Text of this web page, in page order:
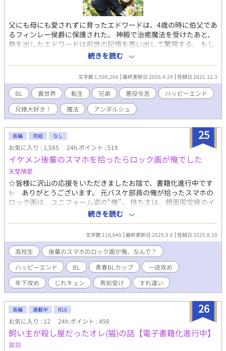
父にも母にも愛されずに育ったエドワードは、4歳の時に伯父であ
るフィンレー侯爵に保護された。 神殿で治癒魔法を受けたあと、
熱を出したエドワードは前世の記憶を思い出して驚愕する。 もし
かしてここは21歳まで生きていた自分が読んでいた小説の世界で
はないかと。 しかも「転生物のお約束」と言わんばかりに、自分
は悪役令息になっていて、このままでいけば義兄を殺して、自分
も死んでしまう未来が待っている。 だがしかし！せっかく記憶が
あるんだから、そんな事は絶対にしない！ だって僕は小説でも漫
画でも、兄様が大好きだったんだから！ あれ、でも待って、え？
ちょっと？？？ 義兄大好き弟と義弟大好き兄が、運命に立ち向か
う。 R指定要素は後半です。＊つけるようにします。 2023.1 書
籍化♪ 2025.8に５巻が発売。 2023.3に本編は完結しましたが、
番外編を続けていく予定です💕 続編『悪役令息にならなかったの
で、僕は兄様と幸せになりました！』も本編は完結しましたが、
色々なカップリングの話を書いています。
続きを読む
文字数 1,598,268 最終更新日 2026.4.29 登録日 2021.12.3
BL 異世界 転生 兄弟 悪役令息
ハッピーエンド
兄様大好き！
魔法 アンダルシュ
25
長編 完結 なし
お気に入り : 1,585 24h.ポイント : 518
イケメン後輩のスマホを拾ったらロック画が俺でした
天埜鳩愛
☆皆様に沢山の応援をいただきましたお陰で、書籍化進行中です
✨ ありがとうございます。 元バスケ部員の俺が拾ったスマホの
ロック画は、ユニフォーム姿の“俺”。 持ち主は、顔面国宝級のイ
ケメン一年生。 なんで俺の写真？ なんでロック画？ 問い詰める
間もなく「この人が最優先なんで」って宣言されて、女子の悲鳴
の中、肩を掴まれて連行された。……俺、ただスマホ届けに来た
だけなんだけど。 頼られたら嫌とは言えない南澤燈真は高校二年
生。クールなイケメン後輩、北門唯が置き忘れたスマホを手に取
ってみると、ロック画が何故か中学時代の燈真だった！ 北門は
モテ男ゆえに女子からしつこくされ、燈真が助けることに。その
日から学年を越え急激に仲良くなる二人。燈真は誰にも言えなか
った悩みを北門にだけ打ち明けて……。一途なメロ後輩 × 絆
マ！の青春BLコンテスト最終選考作品に加筆＆新エピソードを加
えたアルファポリス版です。
続きを読む
文字数 118,649 最終更新日 2025.9.8 登録日 2025.8.10
高校生
後輩のスマホのロック画が俺、なんで？
ハッピーエンド
BL 青春BLカップ​
一途攻め
年下攻め
じれキュン 男前受け すれ違い
26
長編 連載中 R18
お気に入り : 12 24h.ポイント : 498
飼い主が殺し屋だったオレ(猫)の話【電子書籍化進行中】
冥羽